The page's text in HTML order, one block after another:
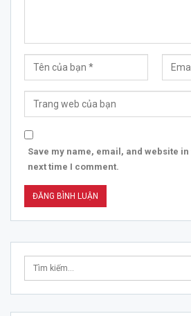
Save my name, email, and website
next time I comment.